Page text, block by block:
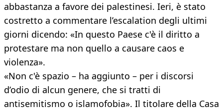
abbastanza a favore dei palestinesi. Ieri, è stato
costretto a commentare l’escalation degli ultimi
giorni dicendo: «In questo Paese c'è il diritto a
protestare ma non quello a causare caos e
violenza».
«Non c'è spazio – ha aggiunto – per i discorsi
d’odio di alcun genere, che si tratti di
antisemitismo o islamofobia». Il titolare della Casa